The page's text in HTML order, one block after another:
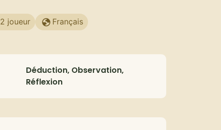
2 joueur Français
Déduction, Observation,
Réflexion